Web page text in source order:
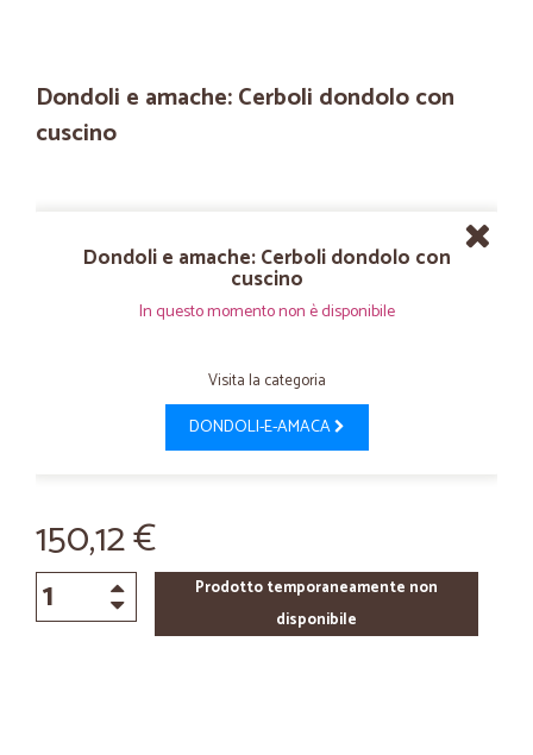
Dondoli e amache: Cerboli dondolo con
cuscino
Dondoli e amache: Cerboli dondolo con
cuscino
In questo momento non è disponibile
Visita la categoria
DONDOLI-E-AMACA
150,12 €
Prodotto temporaneamente non
disponibile